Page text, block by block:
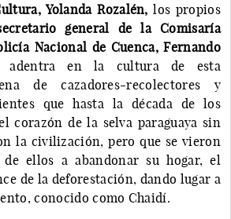
Yolanda Rozalén, los propios
general de la Comisaría
Nacional de Cuenca, Fernando
en la cultura de esta
de cazadores-recolectores y
que hasta la década de los
corazón de la selva paraguaya sin
la civilización, pero que se vieron
de ellos a abandonar su hogar, el
de la deforestación, dando lugar a
conocido como Chaidí.